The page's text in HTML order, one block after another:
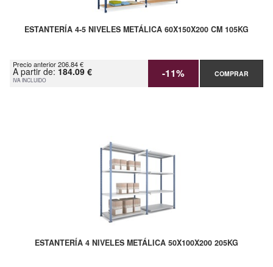
ESTANTERÍA 4-5 NIVELES METÁLICA 60X150X200 CM 105KG
Precio anterior 206.84 €
A partir de: 184.09 €
IVA INCLUIDO -11% COMPRAR
ESTANTERÍA 4 NIVELES METÁLICA 50X100X200 205KG